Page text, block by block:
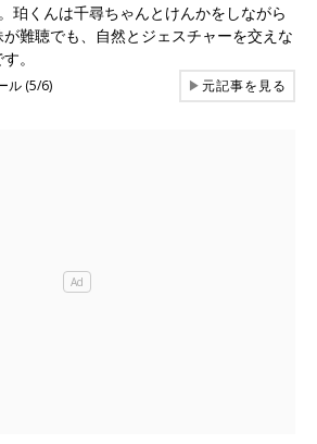
珀くんは千尋ちゃんとけんかをしながら
難聴でも、自然とジェスチャーを交えな
。
ル (5/6) ▶元記事を見る